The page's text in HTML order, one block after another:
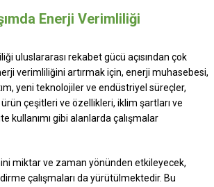
Enerji Verimliliği
uluslararası rekabet gücü açısından çok
verimliliğini artırmak için, enerji muhasebesi,
yeni teknolojiler ve endüstriyel süreçler,
çeşitleri ve özellikleri, iklim şartları ve
kullanımı gibi alanlarda çalışmalar
miktar ve zaman yönünden etkileyecek,
çalışmaları da yürütülmektedir. Bu